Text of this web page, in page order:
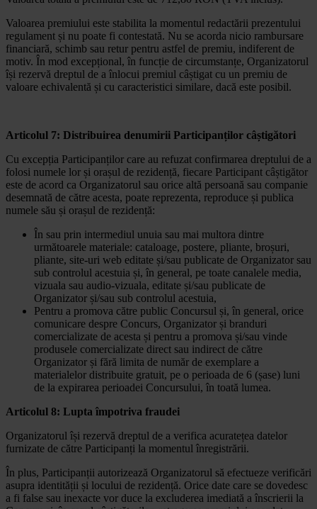
Valoarea premiului este stabilita la momentul redactării prezentului
regulament și nu poate fi contestată. Nu se acorda nicio rambursare
financiară, schimb sau retur pentru astfel de premiu, indiferent de
motiv. În mod excepțional, în funcție de circumstanțe, Organizatorul
își rezervă dreptul de a înlocui premiul câștigat cu un premiu de
valoare echivalentă și cu caracteristici similare, dacă este posibil.
Articolul 7: Distribuirea denumirii Participanților câștigători
Cu excepția Participanților care au refuzat confirmarea dreptului de a
folosi numele lor și orașul de rezidență, fiecare Participant câștigător
este de acord ca Organizatorul sau orice altă persoană sau companie
desemnată de către acesta, poate reprezenta, reproduce și publica
numele său și orașul de rezidență:
În sau prin intermediul unuia sau mai multora dintre
următoarele materiale: cataloage, postere, pliante, broșuri,
pliante, site-uri web editate și/sau publicate de Organizator sau
sub controlul acestuia și, în general, pe toate canalele media,
vizuala sau audio-vizuala, editate și/sau publicate de
Organizator și/sau sub controlul acestuia,
Pentru a promova către public Concursul și, în general, orice
comunicare despre Concurs, Organizator și branduri
comercializate de acesta și pentru a promova și/sau vinde
produsele comercializate direct sau indirect de către
Organizator și fără limita de număr de exemplare a
materialelor distribuite gratuit, pe o perioada de 6 (șase) luni
de la expirarea perioadei Concursului, în toată lumea.
Articolul 8: Lupta împotriva fraudei
Organizatorul își rezervă dreptul de a verifica acuratețea datelor
furnizate de către Participanți la momentul înregistrării.
În plus, Participanții autorizează Organizatorul să efectueze verificări
asupra identității și locului de rezidență. Orice date care se dovedesc
a fi false sau inexacte vor duce la excluderea imediată a înscrierii la